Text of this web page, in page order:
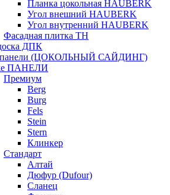
Планка цокольная HAUBERK
Угол внешний HAUBERK
Угол внутренний HAUBERK
Фасадная плитка ТН
ДПК
панели (ЦОКОЛЬНЫЙ САЙДИНГ)
ПАНЕЛИ
Премиум
Berg
Burg
Fels
Stein
Stern
Клинкер
Стандарт
Алтай
Дюфур (Dufour)
Сланец